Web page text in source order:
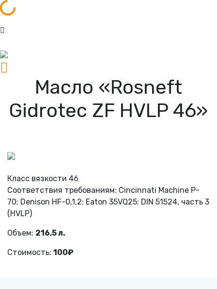
Масло «Rosneft
Gidrotec ZF HVLP 46»
Класс вязкости 46
Соответствия требованиям: Cincinnati Machine P-
70; Denison HF-0,1,2; Eaton 35VQ25; DIN 51524, часть 3
(HVLP)
Объем: 216,5 л.
Стоимость: 100₽